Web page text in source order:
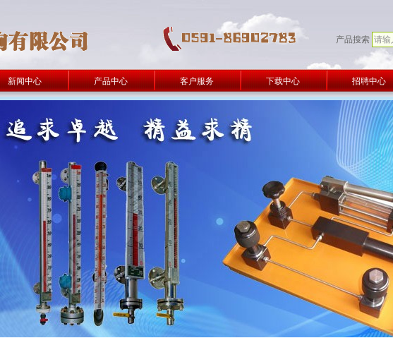
产品搜索
新闻中心 产品中心 客户服务 下载中心 招聘中心